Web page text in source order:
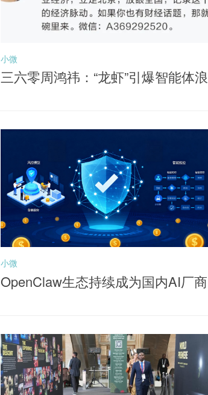
小微
三六零周鸿祎：“龙虾”引爆智能体浪
小微
OpenClaw生态持续成为国内AI厂商
20910）布局机会